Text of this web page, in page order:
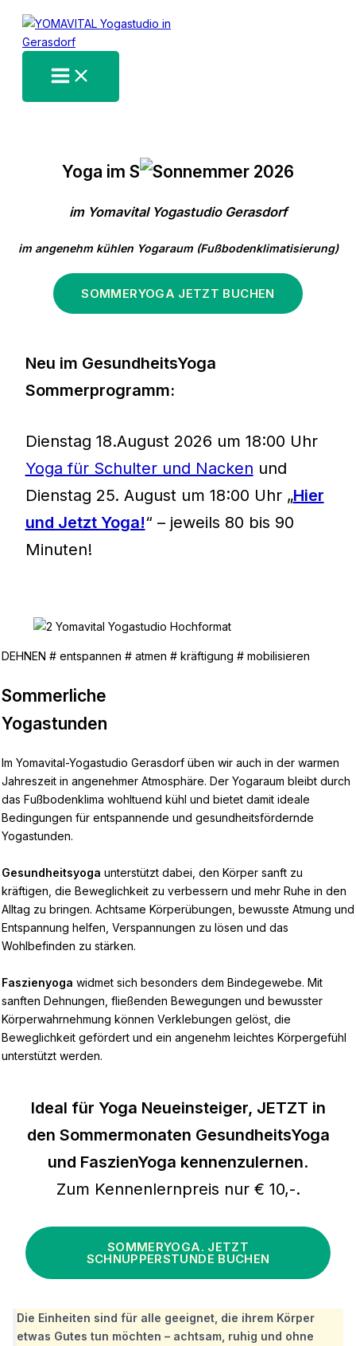
Zum
springen
Yoga im S mmer 2026
im Yomavital Yogastudio Gerasdorf
im angenehm kühlen Yogaraum (Fußbodenklimatisierung)
SOMMERYOGA JETZT BUCHEN
Neu im GesundheitsYoga
Sommerprogramm:
Dienstag 18.August 2026 um 18:00 Uhr
Yoga für Schulter und Nacken und
Dienstag 25. August um 18:00 Uhr „Hier
und Jetzt Yoga!“ – jeweils 80 bis 90
Minuten!
DEHNEN # entspannen # atmen # kräftigung # mobilisieren
Sommerliche
Yogastunden
Im Yomavital-Yogastudio Gerasdorf üben wir auch in der warmen
Jahreszeit in angenehmer Atmosphäre. Der Yogaraum bleibt durch
das Fußbodenklima wohltuend kühl und bietet damit ideale
Bedingungen für entspannende und gesundheitsfördernde
Yogastunden.
Gesundheitsyoga unterstützt dabei, den Körper sanft zu
kräftigen, die Beweglichkeit zu verbessern und mehr Ruhe in den
Alltag zu bringen. Achtsame Körperübungen, bewusste Atmung und
Entspannung helfen, Verspannungen zu lösen und das
Wohlbefinden zu stärken.
Faszienyoga widmet sich besonders dem Bindegewebe. Mit
sanften Dehnungen, fließenden Bewegungen und bewusster
Körperwahrnehmung können Verklebungen gelöst, die
Beweglichkeit gefördert und ein angenehm leichtes Körpergefühl
unterstützt werden.
Ideal für Yoga Neueinsteiger, JETZT in
den Sommermonaten GesundheitsYoga
und FaszienYoga kennenzulernen.
Zum Kennenlernpreis nur € 10,-.
SOMMERYOGA. JETZT
SCHNUPPERSTUNDE BUCHEN
Die Einheiten sind für alle geeignet, die ihrem Körper
etwas Gutes tun möchten – achtsam, ruhig und ohne